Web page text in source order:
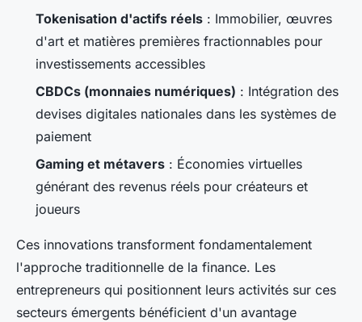
Tokenisation d'actifs réels : Immobilier, œuvres
d'art et matières premières fractionnables pour
investissements accessibles
CBDCs (monnaies numériques) : Intégration des
devises digitales nationales dans les systèmes de
paiement
Gaming et métavers : Économies virtuelles
générant des revenus réels pour créateurs et
joueurs
Ces innovations transforment fondamentalement
l'approche traditionnelle de la finance. Les
entrepreneurs qui positionnent leurs activités sur ces
secteurs émergents bénéficient d'un avantage